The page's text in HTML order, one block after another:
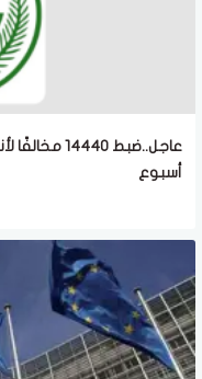
عاجل..ضبط
أسبوع